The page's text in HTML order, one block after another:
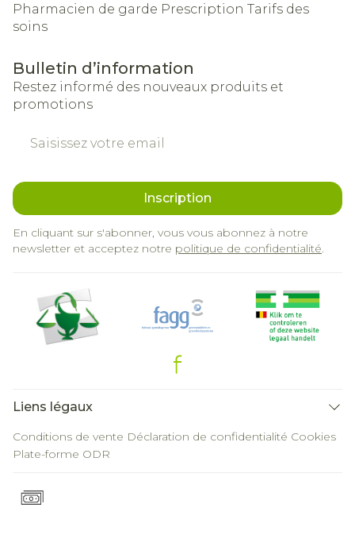
Pharmacien de garde Prescription Tarifs des
soins
Bulletin d’information
Restez informé des nouveaux produits et
promotions
Inscription
En cliquant sur s'abonner, vous vous abonnez à notre
newsletter et acceptez notre politique de confidentialité.
Liens légaux
Conditions de vente Déclaration de confidentialité Cookies
Plate-forme ODR